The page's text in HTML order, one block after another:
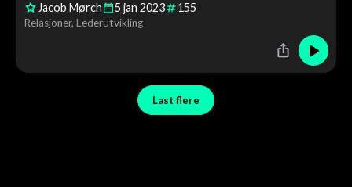
Jacob Mørch 5 jan 2023 155
Relasjoner Lederutvikling
Last flere